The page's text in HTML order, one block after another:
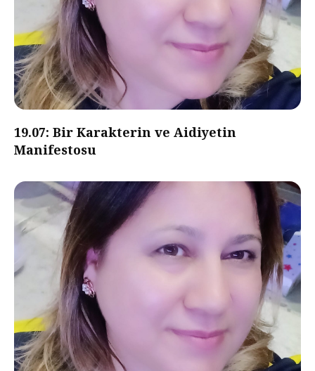
19.07: Bir Karakterin ve Aidiyetin
Manifestosu